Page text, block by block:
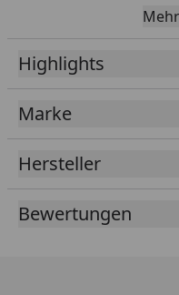
Explosionszeichnung
das betreffende Teil
Über die
ganz einfach zur
Geben Sie dafür die
Sollte Ihnen nicht
Seriennummer
Highlights
Marke
Hersteller
Bewertungen